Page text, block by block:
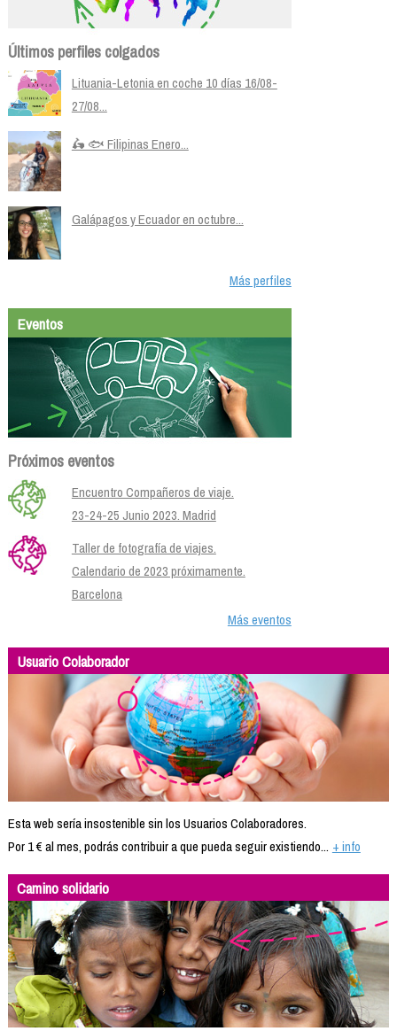
Últimos perfiles colgados
Lituania-Letonia en coche 10 días 16/08-
27/08...
🛵 🐟 Filipinas Enero...
Galápagos y Ecuador en octubre...
Más perfiles
Eventos
Próximos eventos
Encuentro Compañeros de viaje.
23-24-25 Junio 2023. Madrid
Taller de fotografía de viajes.
Calendario de 2023 próximamente.
Barcelona
Más eventos
Usuario Colaborador
Esta web sería insostenible sin los Usuarios Colaboradores.
Por 1 € al mes, podrás contribuir a que pueda seguir existiendo... + info
Camino solidario